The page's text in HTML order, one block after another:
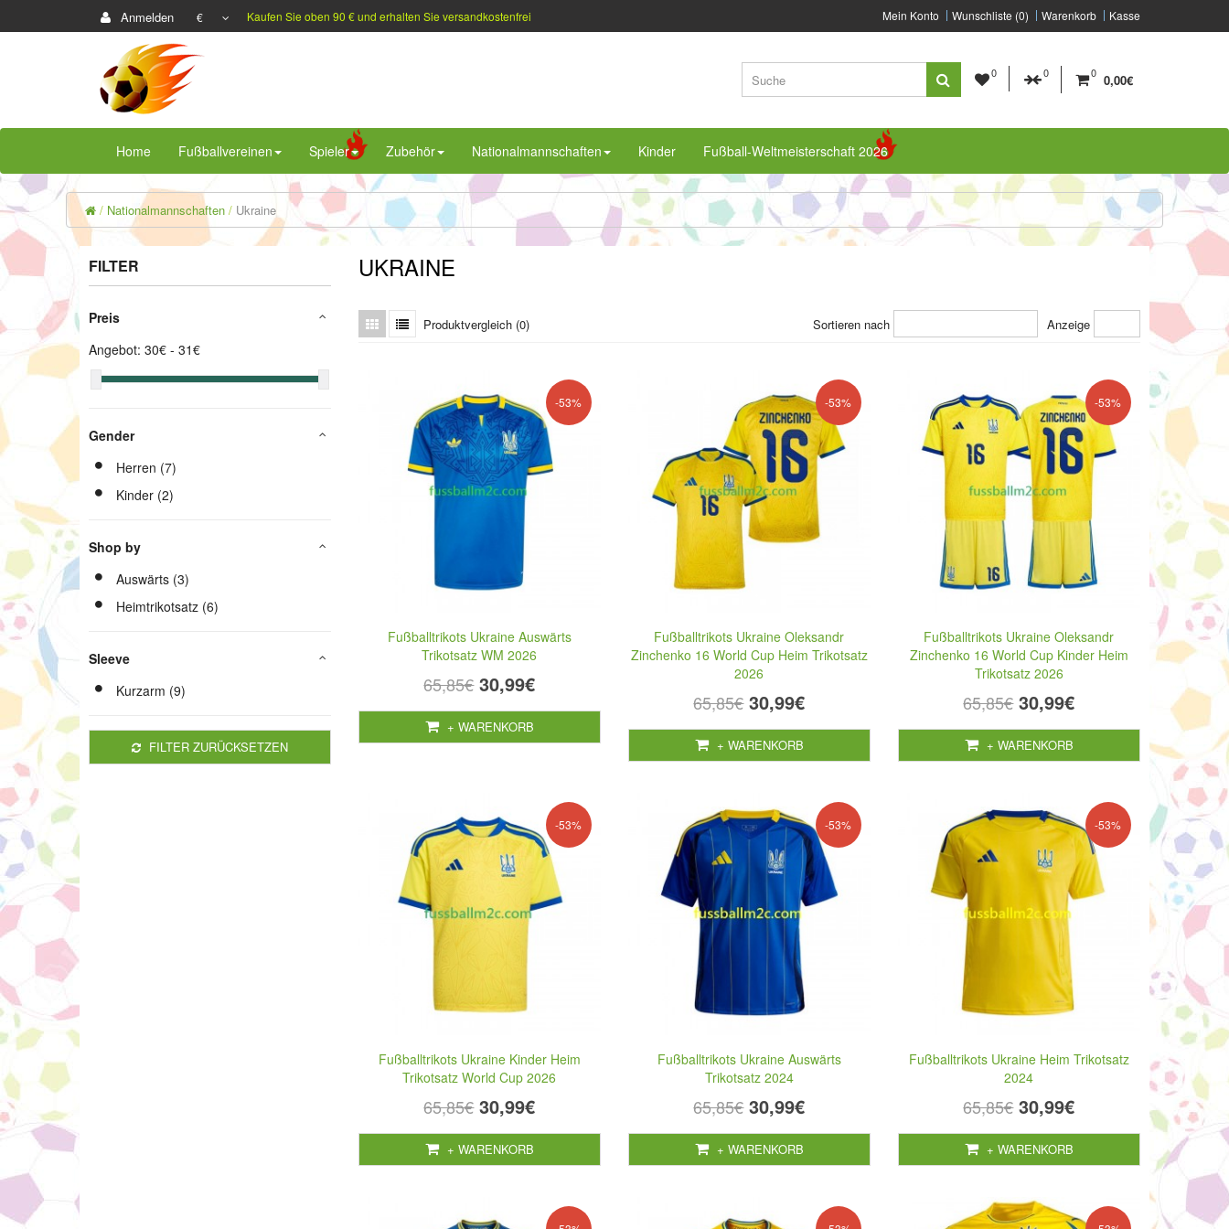
Anmelden € Kaufen Sie oben 90 € und erhalten Sie versandkostenfrei Mein Konto Wunschliste (0) Warenkorb Kasse
0 0 0 0,00€
Home Fußballvereinen Spieler Zubehör Nationalmannschaften Kinder Fußball-Weltmeisterschaft 2026
Nationalmannschaften Ukraine
FILTER
Preis
Angebot: 30€ - 31€
Gender
Herren (7)
Kinder (2)
Shop by
Auswärts (3)
Heimtrikotsatz (6)
Sleeve
Kurzarm (9)
FILTER ZURÜCKSETZEN
UKRAINE
Anzeige
Sortieren nach
Produktvergleich (0)
-53%
Fußballtrikots Ukraine Auswärts
Trikotsatz WM 2026
65,85€ 30,99€
+ WARENKORB
-53%
Fußballtrikots Ukraine Oleksandr
Zinchenko 16 World Cup Heim Trikotsatz
2026
65,85€ 30,99€
+ WARENKORB
-53%
Fußballtrikots Ukraine Oleksandr
Zinchenko 16 World Cup Kinder Heim
Trikotsatz 2026
65,85€ 30,99€
+ WARENKORB
-53%
Fußballtrikots Ukraine Kinder Heim
Trikotsatz World Cup 2026
65,85€ 30,99€
+ WARENKORB
-53%
Fußballtrikots Ukraine Auswärts
Trikotsatz 2024
65,85€ 30,99€
+ WARENKORB
-53%
Fußballtrikots Ukraine Heim Trikotsatz
2024
65,85€ 30,99€
+ WARENKORB